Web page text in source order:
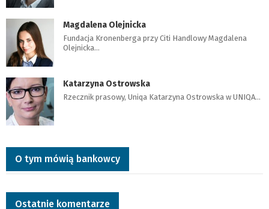
Magdalena Olejnicka
Fundacja Kronenberga przy Citi Handlowy Magdalena
Olejnicka…
Katarzyna Ostrowska
Rzecznik prasowy, Uniqa Katarzyna Ostrowska w UNIQA…
O tym mówią bankowcy
Ostatnie komentarze